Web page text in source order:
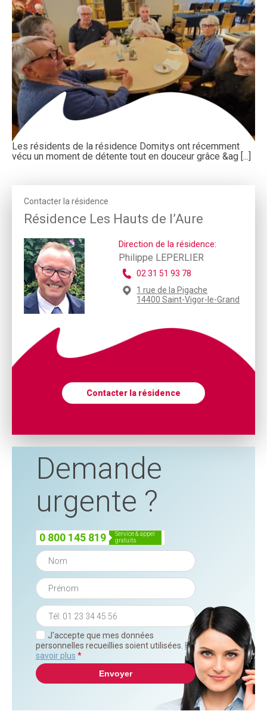
Les résidents de la résidence Domitys ont récemment
vécu un moment de détente tout en douceur grâce &ag [...]
Contacter la résidence
Résidence Les Hauts de l’Aure
Direction de la résidence:
Philippe LEPERLIER
02 31 51 93 78
1 rue de la Pigache
14400 Saint-Vigor-le-Grand
Contacter la résidence
Demande
urgente ?
0 800 145 819
service & appel
gratuits
J'accepte que mes données
personnelles recueillies soient utilisées. En
savoir plus *